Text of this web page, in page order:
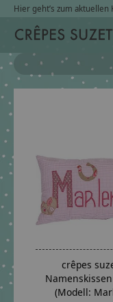
Hier geht’s zum aktuellen
crêpes
(Modell: